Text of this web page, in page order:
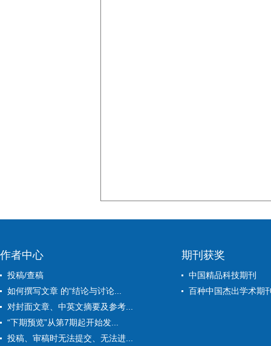
作者中心
投稿/查稿
如何撰写文章 的“结论与讨论...
对封面文章、中英文摘要及参考...
“下期预览”从第7期起开始发...
投稿、审稿时无法提交、无法进...
期刊获奖
中国精品科技期刊
百种中国杰出学术期